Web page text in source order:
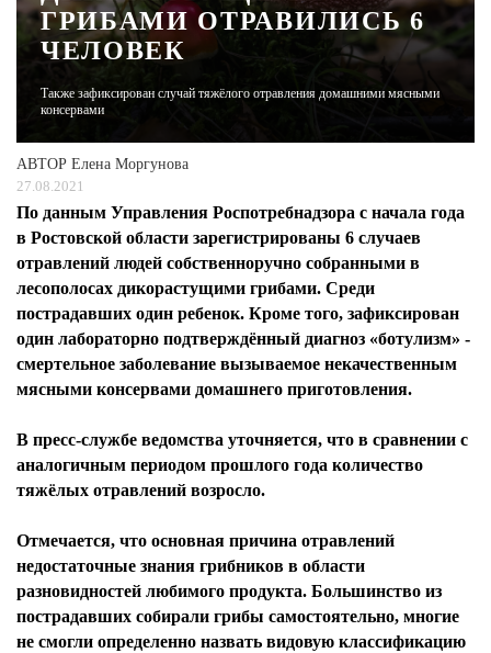
ГРИБАМИ ОТРАВИЛИСЬ 6
ЧЕЛОВЕК
Также зафиксирован случай тяжёлого отравления домашними мясными
консервами
АВТОР Елена Моргунова
27.08.2021
По данным Управления Роспотребнадзора с начала года
в Ростовской области зарегистрированы 6 случаев
отравлений людей собственноручно собранными в
лесополосах дикорастущими грибами. Среди
пострадавших один ребенок. Кроме того, зафиксирован
один лабораторно подтверждённый диагноз «ботулизм» -
смертельное заболевание вызываемое некачественным
мясными консервами домашнего приготовления.
В пресс-службе ведомства уточняется, что в сравнении с
аналогичным периодом прошлого года количество
тяжёлых отравлений возросло.
Отмечается, что основная причина отравлений
недостаточные знания грибников в области
разновидностей любимого продукта. Большинство из
пострадавших собирали грибы самостоятельно, многие
не смогли определенно назвать видовую классификацию